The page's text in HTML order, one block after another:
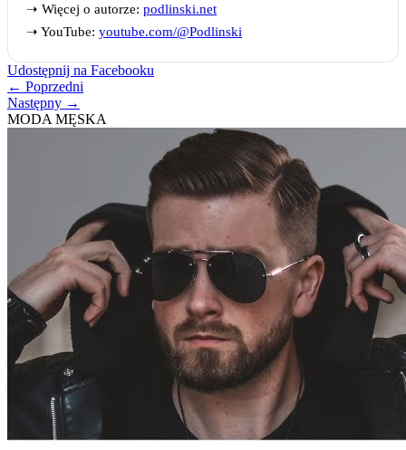
➝ Więcej o autorze: podlinski.net
➝ YouTube: youtube.com/@Podlinski
Udostępnij na Facebooku
← Poprzedni
Następny →
MODA MĘSKA